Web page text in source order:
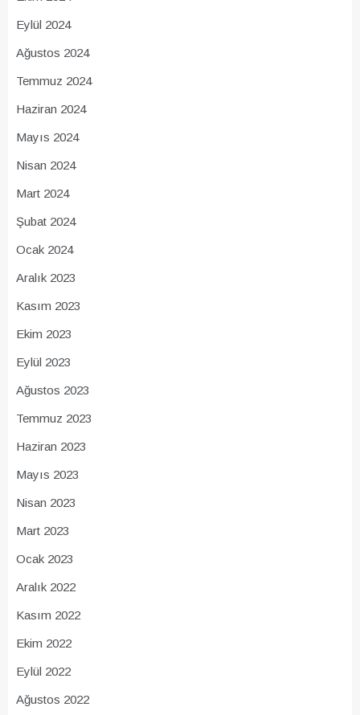
Eylül 2024
Ağustos 2024
Temmuz 2024
Haziran 2024
Mayıs 2024
Nisan 2024
Mart 2024
Şubat 2024
Ocak 2024
Aralık 2023
Kasım 2023
Ekim 2023
Eylül 2023
Ağustos 2023
Temmuz 2023
Haziran 2023
Mayıs 2023
Nisan 2023
Mart 2023
Ocak 2023
Aralık 2022
Kasım 2022
Ekim 2022
Eylül 2022
Ağustos 2022